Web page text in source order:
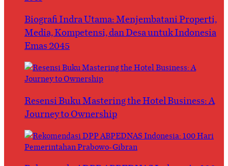
Biografi Indra Utama: Menjembatani Properti,
Media, Kompetensi, dan Desa untuk Indonesia
Emas 2045
Resensi Buku Mastering the Hotel Business: A
Journey to Ownership